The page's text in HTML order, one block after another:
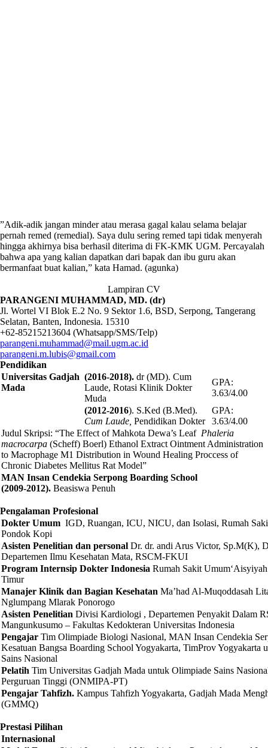
”Adik-adik jangan minder atau merasa gagal kalau selama belajar
pernah remed (remedial). Saya dulu sering remed tapi tidak menyerah
hingga akhirnya bisa berhasil diterima di FK-KMK UGM. Percayalah
bahwa apa yang kalian dapatkan dari bapak dan ibu guru akan
bermanfaat buat kalian,” kata Hamad. (agunka)
Lampiran CV
PARANGENI MUHAMMAD, MD. (dr)
Jl. Wortel VI Blok E.2 No. 9 Sektor 1.6, BSD, Serpong, Tangerang
Selatan, Banten, Indonesia. 15310
+62-85215213604 (Whatsapp/SMS/Telp)
parangeni.muhammad@mail.ugm.ac.id
parangeni.m.lubis@gmail.com
Pendidikan
Universitas Gadjah
Mada
(2016-2018). dr (MD). Cum
Laude, Rotasi Klinik Dokter
Muda
GPA:
3.63/4.00
(2012-2016). S.Ked (B.Med).
Cum Laude, Pendidikan Dokter
GPA:
3.63/4.00
Judul Skripsi: “The Effect of Mahkota Dewa’s Leaf Phaleria
macrocarpa (Scheff) Boerl) Ethanol Extract Ointment Administration
to Macrophage M1 Distribution in Wound Healing Proccess of
Chronic Diabetes Mellitus Rat Model”
MAN Insan Cendekia Serpong Boarding School
(2009-2012). Beasiswa Penuh
Pengalaman Profesional
Dokter Umum IGD, Ruangan, ICU, NICU, dan Isolasi, Rumah
Pondok Kopi
Asisten Penelitian dan personal Dr. dr. andi Arus Victor, Sp.M(K),
Departemen Ilmu Kesehatan Mata, RSCM-FKUI
Program Internsip Dokter Indonesia Rumah Sakit
Timur
Manajer Klinik dan Bagian Kesehatan Ma’had Al-Muqoddasah
Nglumpang Mlarak Ponorogo
Asisten Penelitian Divisi Kardiologi , Departemen Penyakit Dalam
Mangunkusumo – Fakultas Kedokteran Universitas Indonesia
Pengajar Tim Olimpiade Biologi Nasional, MAN Insan Cendekia
Kesatuan Bangsa Boarding School Yogyakarta, TimProv Yogyakarta
Sains Nasional
Pelatih Tim Universitas Gadjah Mada untuk Olimpiade Sains
Perguruan Tinggi (ONMIPA-PT)
Pengajar Tahfizh. Kampus Tahfizh Yogyakarta, Gadjah Mada
(GMMQ)
Prestasi Pilihan
Internasional